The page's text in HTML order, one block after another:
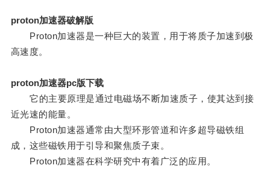
proton加速器破解版
Proton加速器是一种巨大的装置，用于将质子加速到极
高速度。
proton加速器pc版下载
它的主要原理是通过电磁场不断加速质子，使其达到接
近光速的能量。
Proton加速器通常由大型环形管道和许多超导磁铁组
成，这些磁铁用于引导和聚焦质子束。
Proton加速器在科学研究中有着广泛的应用。